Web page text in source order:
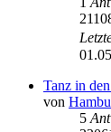
Tanz in
von
5